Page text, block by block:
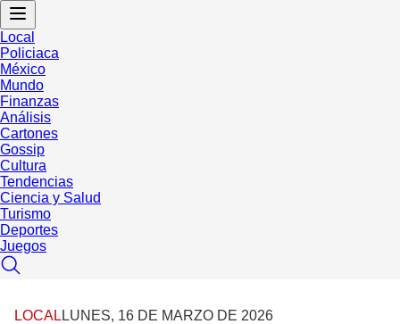
Local
Policiaca
México
Mundo
Finanzas
Análisis
Cartones
Gossip
Cultura
Tendencias
Ciencia y Salud
Turismo
Deportes
Juegos
LOCAL LUNES, 16 DE MARZO DE 2026